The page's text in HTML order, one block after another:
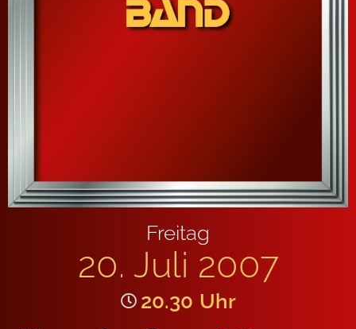
Freitag
20. Juli 2007
20.30 Uhr